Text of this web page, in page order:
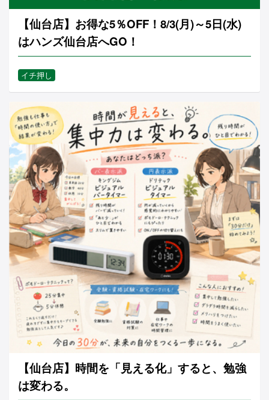
【仙台店】お得な5％OFF！8/3(月)～5日(水)
はハンズ仙台店へGO！
イチ押し
【仙台店】時間を「見える化」すると、勉強
は変わる。